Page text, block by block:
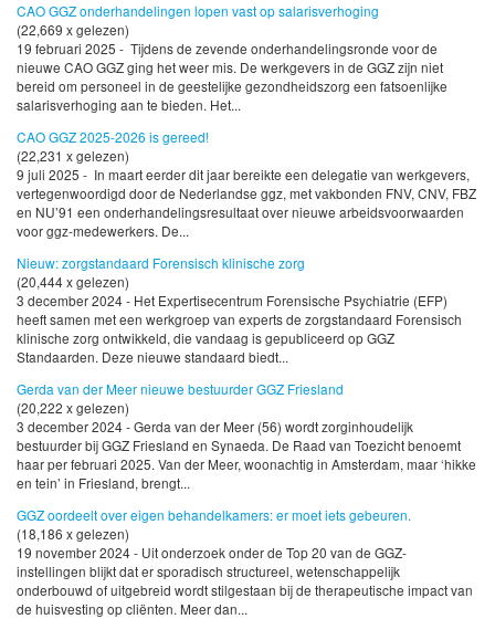
CAO GGZ onderhandelingen lopen vast op salarisverhoging
(22,669 x gelezen)
19 februari 2025 - Tijdens de zevende onderhandelingsronde voor de
nieuwe CAO GGZ ging het weer mis. De werkgevers in de GGZ zijn niet
bereid om personeel in de geestelijke gezondheidszorg een fatsoenlijke
salarisverhoging aan te bieden. Het...
CAO GGZ 2025-2026 is gereed!
(22,231 x gelezen)
9 juli 2025 - In maart eerder dit jaar bereikte een delegatie van werkgevers,
vertegenwoordigd door de Nederlandse ggz, met vakbonden FNV, CNV, FBZ
en NU’91 een onderhandelingsresultaat over nieuwe arbeidsvoorwaarden
voor ggz-medewerkers. De...
Nieuw: zorgstandaard Forensisch klinische zorg
(20,444 x gelezen)
3 december 2024 - Het Expertisecentrum Forensische Psychiatrie (EFP)
heeft samen met een werkgroep van experts de zorgstandaard Forensisch
klinische zorg ontwikkeld, die vandaag is gepubliceerd op GGZ
Standaarden. Deze nieuwe standaard biedt...
Gerda van der Meer nieuwe bestuurder GGZ Friesland
(20,222 x gelezen)
3 december 2024 - Gerda van der Meer (56) wordt zorginhoudelijk
bestuurder bij GGZ Friesland en Synaeda. De Raad van Toezicht benoemt
haar per februari 2025. Van der Meer, woonachtig in Amsterdam, maar ‘hikke
en tein’ in Friesland, brengt...
GGZ oordeelt over eigen behandelkamers: er moet iets gebeuren.
(18,186 x gelezen)
19 november 2024 - Uit onderzoek onder de Top 20 van de GGZ-
instellingen blijkt dat er sporadisch structureel, wetenschappelijk
onderbouwd of uitgebreid wordt stilgestaan bij de therapeutische impact van
de huisvesting op cliënten. Meer dan...